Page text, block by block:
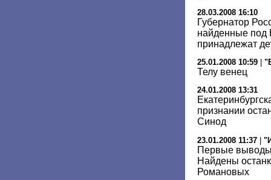
28.03.2008 16:10
Губернатор
найденные под
принадлежат
25.01.2008 10:59
Телу венец
24.01.2008 13:31
признании
Синод
23.01.2008 11:37 |
Первые выводы
Найдены
Романовых